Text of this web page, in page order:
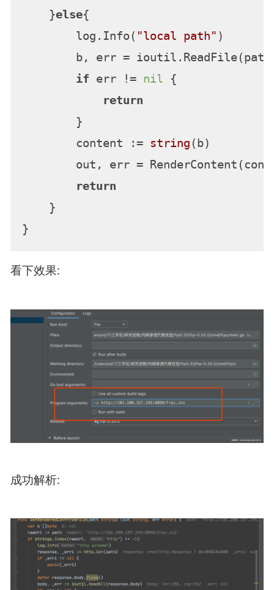
    }
else{
        log.Info(
"local path" )
b, err =
if err != nil {
return
        }
        content :=
string (b)
out, err =
return
    }
看下效果:
成功解析: